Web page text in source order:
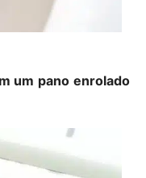
um pano enrolado